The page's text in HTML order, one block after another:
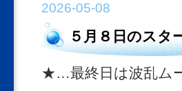
2026-05-08
５月８日のスタ
★…最終日は波乱ム